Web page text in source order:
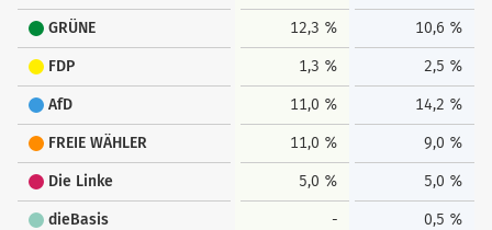
GRÜNE 12,3 % 10,6 %
FDP 1,3 % 2,5 %
AfD 11,0 % 14,2 %
FREIE WÄHLER 11,0 % 9,0 %
Die Linke 5,0 % 5,0 %
dieBasis - 0,5 %